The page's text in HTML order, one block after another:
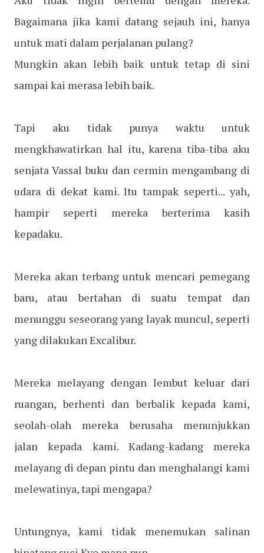
Bagaimana jika kami datang sejauh ini, hanya
untuk mati dalam perjalanan pulang?
Mungkin akan lebih baik untuk tetap di sini
sampai kai merasa lebih baik.
Tapi aku tidak punya waktu untuk
mengkhawatirkan hal itu, karena tiba-tiba aku
senjata Vassal buku dan cermin mengambang di
udara di dekat kami. Itu tampak seperti... yah,
hampir seperti mereka berterima kasih
kepadaku.
Mereka akan terbang untuk mencari pemegang
baru, atau bertahan di suatu tempat dan
menunggu seseorang yang layak muncul, seperti
yang dilakukan Excalibur.
Mereka melayang dengan lembut keluar dari
ruangan, berhenti dan berbalik kepada kami,
seolah-olah mereka berusaha menunjukkan
jalan kepada kami. Kadang-kadang mereka
melayang di depan pintu dan menghalangi kami
melewatinya, tapi mengapa?
Untungnya, kami tidak menemukan salinan